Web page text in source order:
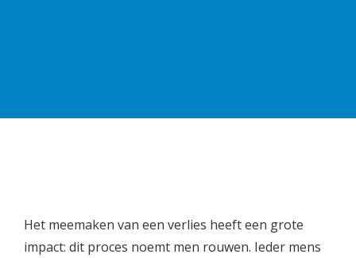
Het meemaken van een verlies heeft een grote
impact: dit proces noemt men rouwen. Ieder mens